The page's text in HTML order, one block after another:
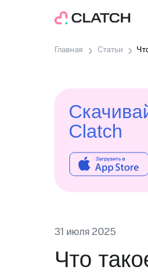
Главная Статьи
Clatch
31 июля 2025
Что